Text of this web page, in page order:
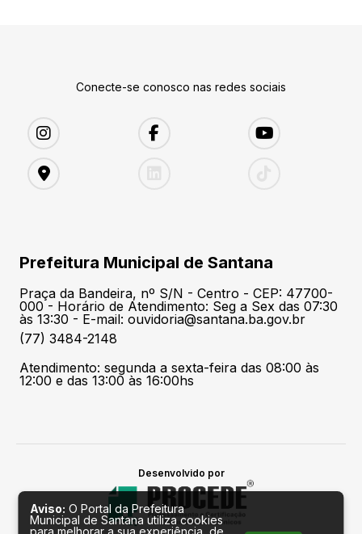
Conecte-se conosco nas redes sociais
Prefeitura Municipal de Santana
Praça da Bandeira, nº S/N - Centro - CEP: 47700-
000 - Horário de Atendimento: Seg a Sex das 07:30
às 13:30 - E-mail: ouvidoria@santana.ba.gov.br
(77) 3484-2148
Atendimento: segunda a sexta-feira das 08:00 às
12:00 e das 13:00 às 16:00hs
Desenvolvido por
Aviso: O Portal da Prefeitura
Municipal de Santana utiliza cookies
para melhorar a sua experiência, de